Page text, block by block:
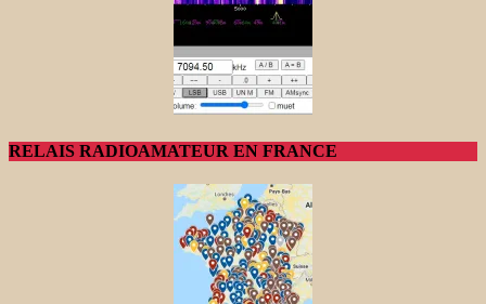
RELAIS RADIOAMATEUR EN FRANCE